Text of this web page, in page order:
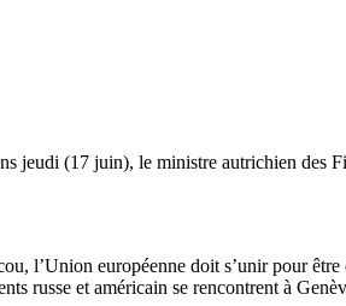
jeudi (17 juin), le ministre autrichien des
l’Union européenne doit s’unir pour
russe et américain se rencontrent à